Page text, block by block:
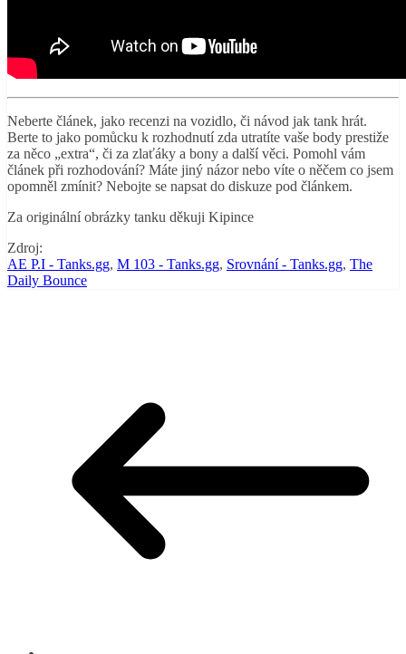
Neberte článek, jako recenzi na vozidlo, či návod jak tank hrát.
Berte to jako pomůcku k rozhodnutí zda utratíte vaše body prestiže
za něco „extra“, či za zlaťáky a bony a další věci. Pomohl vám
článek při rozhodování? Máte jiný názor nebo víte o něčem co jsem
opomněl zmínit? Nebojte se napsat do diskuze pod článkem.
Za originální obrázky tanku děkuji Kipince
Zdroj:
AE P.I - Tanks.gg, M 103 - Tanks.gg, Srovnání - Tanks.gg, The
Daily Bounce